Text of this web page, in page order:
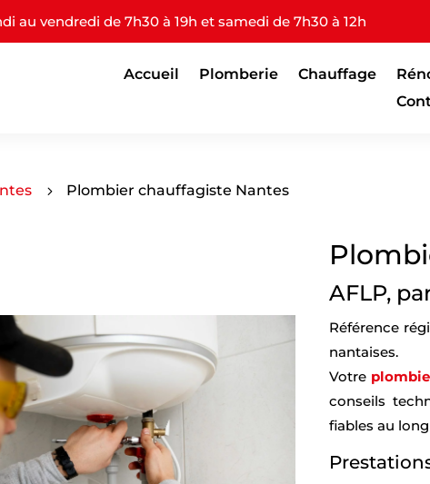
au vendredi de 7h30 à 19h et samedi de 7h30 à 12h
Accueil Plomberie Chauffage
5 Plombier chauffagiste Nantes
AFLP,
Référence
nantaises.
Votre
conseils
fiables au